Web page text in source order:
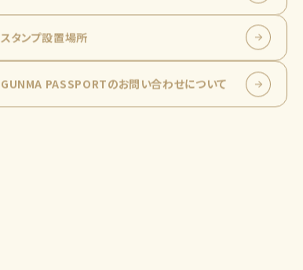
スタンプ設置場所
GUNMA PASSPORTのお問い合わせについて